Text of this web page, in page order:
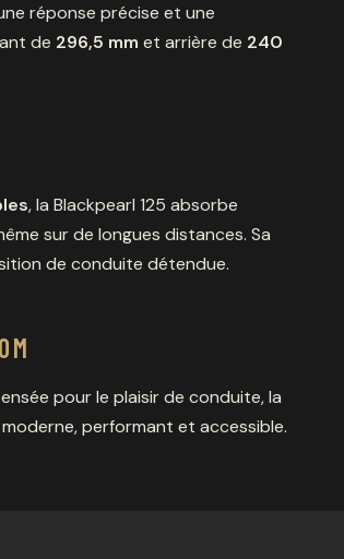
réponse précise et une
de 296,5 mm et arrière de 240
, la Blackpearl 125 absorbe
sur de longues distances. Sa
de conduite détendue.
pour le plaisir de conduite, la
performant et accessible.